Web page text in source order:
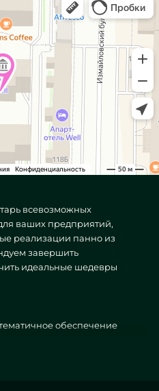
всевозможных
ваших предприятий,
реализации панно из
завершить
идеальные шедевры
обеспечение
Панно из состаренного